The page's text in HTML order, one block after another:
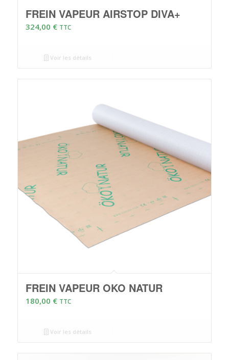
FREIN VAPEUR AIRSTOP DIVA+
324,00 € TTC
Voir les détails
FREIN VAPEUR OKO NATUR
180,00 € TTC
Voir les détails